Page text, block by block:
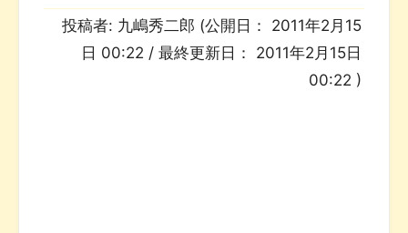
投稿者: 九嶋秀二郎 (公開日： 2011年2月15
日 00:22 / 最終更新日： 2011年2月15日
00:22 )